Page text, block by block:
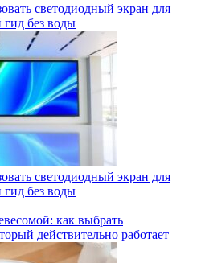
светодиодный экран для
без воды
светодиодный экран для
без воды
как выбрать
действительно работает